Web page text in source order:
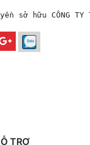
sở hữu CÔNG TY
TRỢ